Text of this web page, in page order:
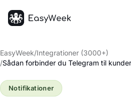
EasyWeek/Integrationer (3000+)
/Sådan forbinder du Telegram til
Notifikationer